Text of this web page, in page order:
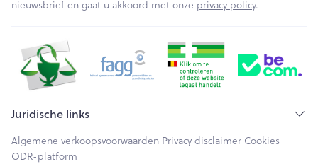
nieuwsbrief en gaat u akkoord met onze privacy policy.
Juridische links
Algemene verkoopsvoorwaarden Privacy disclaimer Cookies
ODR-platform